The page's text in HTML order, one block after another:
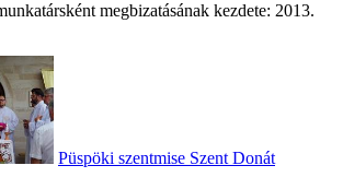
megbizatásának kezdete: 2013.
Püspöki szentmise Szent Donát